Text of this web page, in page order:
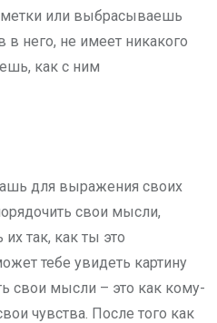
или выбрасываешь
него, не имеет никакого
как с ним
для выражения своих
свои мысли,
их так, как ты это
тебе увидеть картину
свои мысли – это как кому-
чувства. После того как